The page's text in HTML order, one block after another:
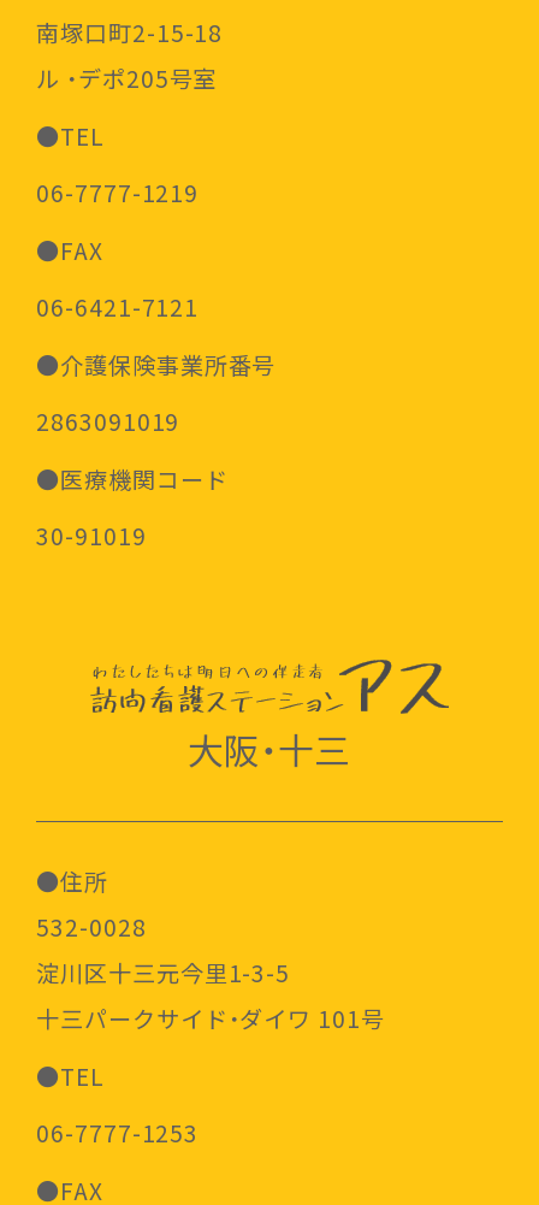
南塚口町2-15-18
ル ・デポ205号室
●TEL
06-7777-1219
●FAX
06-6421-7121
●介護保険事業所番号
2863091019
●医療機関コード
30-91019
大阪・十三
●住所
532-0028
淀川区十三元今里1-3-5
十三パークサイド・ダイワ 101号
●TEL
06-7777-1253
●FAX